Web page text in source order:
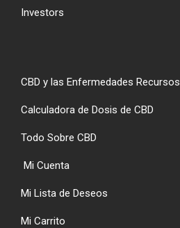
Investors
CBD y las Enfermedades Recursos
Calculadora de Dosis de CBD
Todo Sobre CBD
Mi Cuenta
Mi Lista de Deseos
Mi Carrito